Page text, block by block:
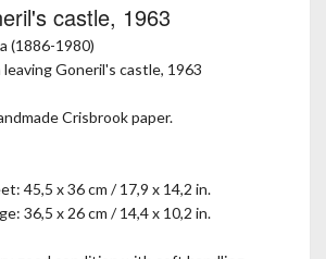
castle, 1963
(1886-1980)
leaving Goneril's castle, 1963
Crisbrook paper.
45,5 x 36 cm / 17,9 x 14,2 in.
36,5 x 26 cm / 14,4 x 10,2 in.